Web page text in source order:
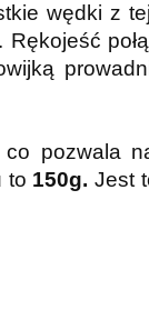
wędki z
pozwala
to 150g. Jest